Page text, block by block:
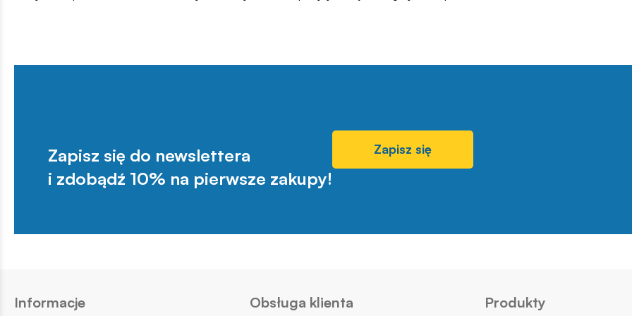
Zapisz się do newslettera
i zdobądź 10% na pierwsze zakupy!
Zapisz się
Informacje Obsługa klienta Produkty